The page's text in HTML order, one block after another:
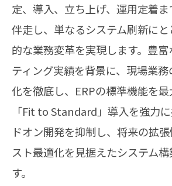
定、導入、立ち上げ、運用定着
伴走し、単なるシステム刷新に
的な業務変革を実現します。豊
ティング実績を背景に、現場業
化を徹底し、ERPの標準機能を
「Fit to Standard」導入を強力
ドオン開発を抑制し、将来の拡
スト最適化を見据えたシステム
す。